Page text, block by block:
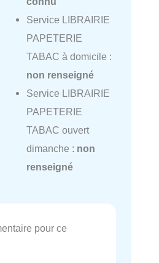
Service LIBRAIRIE
PAPETERIE
TABAC à domicile :
non renseigné
Service LIBRAIRIE
PAPETERIE
TABAC ouvert
dimanche : non
renseigné
pour ce